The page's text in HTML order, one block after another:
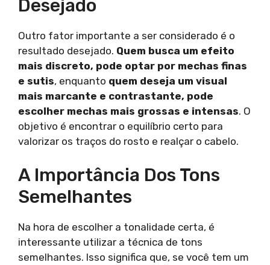
Desejado
Outro fator importante a ser considerado é o
resultado desejado. Quem busca um efeito
mais discreto, pode optar por mechas finas
e sutis, enquanto quem deseja um visual
mais marcante e contrastante, pode
escolher mechas mais grossas e intensas. O
objetivo é encontrar o equilíbrio certo para
valorizar os traços do rosto e realçar o cabelo.
A Importância Dos Tons
Semelhantes
Na hora de escolher a tonalidade certa, é
interessante utilizar a técnica de tons
semelhantes. Isso significa que, se você tem um